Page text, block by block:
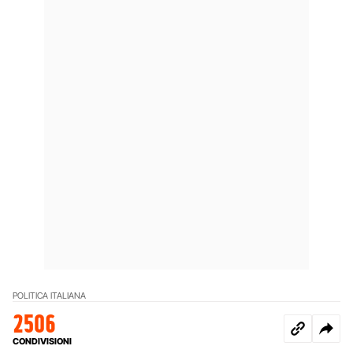
POLITICA ITALIANA
2506
CONDIVISIONI